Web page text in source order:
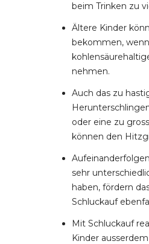
beim Trinken zu
Ältere Kinder
bekommen,
nehmen.
Auch das zu
oder eine zu
können den
sehr
haben, fördern
Schluckauf
Mit Schluckauf
Kinder